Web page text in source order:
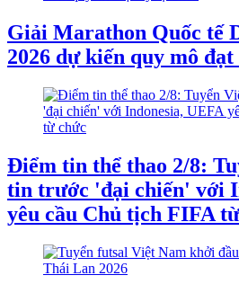
Giải Marathon Quốc tế
2026 dự kiến quy mô
Điểm tin thể thao 2/8:
tin trước 'đại chiến' với
yêu cầu Chủ tịch FIFA